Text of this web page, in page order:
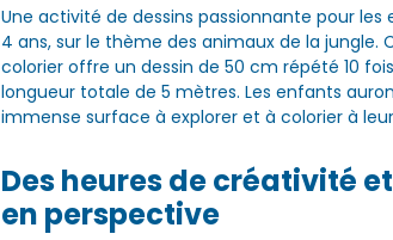
Une activité de dessins passionnante pour les
4 ans, sur le thème des animaux de la jungle.
colorier offre un dessin de 50 cm répété 10
longueur totale de 5 mètres. Les enfants
immense surface à explorer et à colorier à
Des heures de créativité
en perspective